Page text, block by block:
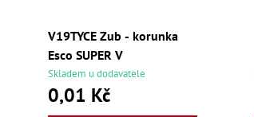
V19TYCE Zub - korunka
Esco SUPER V
Skladem u dodavatele
0,01 Kč